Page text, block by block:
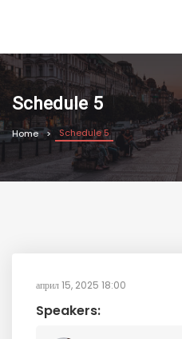
Schedule 5
Home Schedule 5
април 15, 2025 18:00
Speakers: